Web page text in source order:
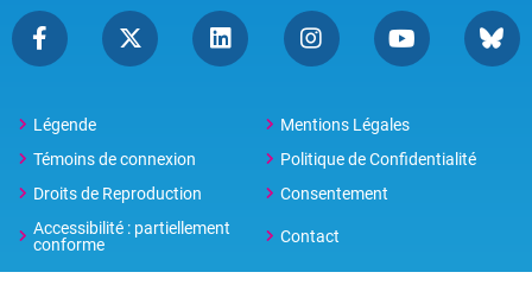
Légende
Mentions Légales
Témoins de connexion
Politique de Confidentialité
Droits de Reproduction
Consentement
Accessibilité : partiellement
conforme
Contact